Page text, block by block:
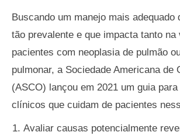
Buscando um manejo mais adequado
tão prevalente e que impacta tanto na
pacientes com neoplasia de pulmão
pulmonar, a Sociedade Americana de
(ASCO) lançou em 2021 um guia
clínicos que cuidam de pacientes
Avaliar causas potencialmente